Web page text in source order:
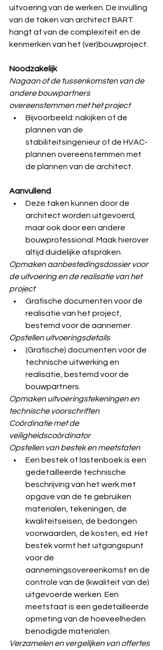
uitvoering van de werken. De invulling
van de taken van architect BART
hangt af van de complexiteit en de
kenmerken van het (ver)bouwproject.
Noodzakelijk
Nagaan of de tussenkomsten van de
andere bouwpartners
overeenstemmen met het project
Bijvoorbeeld: nakijken of de
plannen van de
stabiliteitsingenieur of de HVAC-
plannen overeenstemmen met
de plannen van de architect.
Aanvullend
Deze taken kunnen door de
architect worden uitgevoerd,
maar ook door een andere
bouwprofessional. Maak hierover
altijd duidelijke afspraken.
Opmaken aanbestedingsdossier voor
de uitvoering en de realisatie van het
project
Grafische documenten voor de
realisatie van het project,
bestemd voor de aannemer.
Opstellen uitvoeringsdetails
(Grafische) documenten voor de
technische uitwerking en
realisatie, bestemd voor de
bouwpartners.
Opmaken uitvoeringstekeningen en
technische voorschriften
Coördinatie met de
veiligheidscoördinator
Opstellen van bestek en meetstaten
Een bestek of lastenboek is een
gedetailleerde technische
beschrijving van het werk met
opgave van de te gebruiken
materialen, tekeningen, de
kwaliteitseisen, de bedongen
voorwaarden, de kosten, ed. Het
bestek vormt het uitgangspunt
voor de
aannemingsovereenkomst en de
controle van de (kwaliteit van de)
uitgevoerde werken. Een
meetstaat is een gedetailleerde
opmeting van de hoeveelheden
benodigde materialen.
Verzamelen en vergelijken van offertes